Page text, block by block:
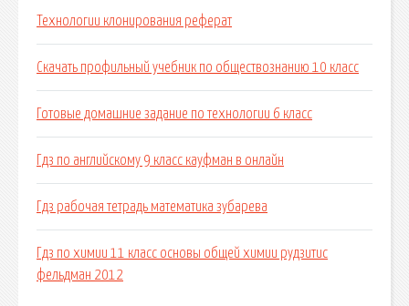
Технологии клонирования реферат
Скачать профильный учебник по обществознанию 10 класс
Готовые домашние задание по технологии 6 класс
Гдз по английскому 9 класс кауфман в онлайн
Гдз рабочая тетрадь математика зубарева
Гдз по химии 11 класс основы общей химии рудзитис
фельдман 2012